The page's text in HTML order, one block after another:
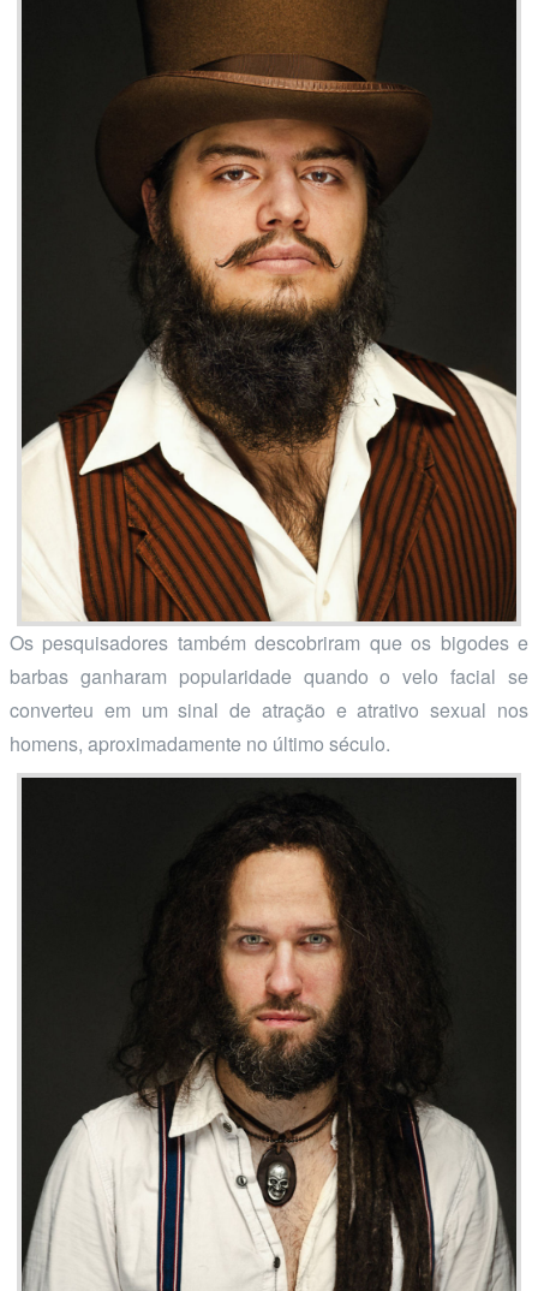
Os pesquisadores também descobriram que os bigodes e
barbas ganharam popularidade quando o velo facial se
converteu em um sinal de atração e atrativo sexual nos
homens, aproximadamente no último século.